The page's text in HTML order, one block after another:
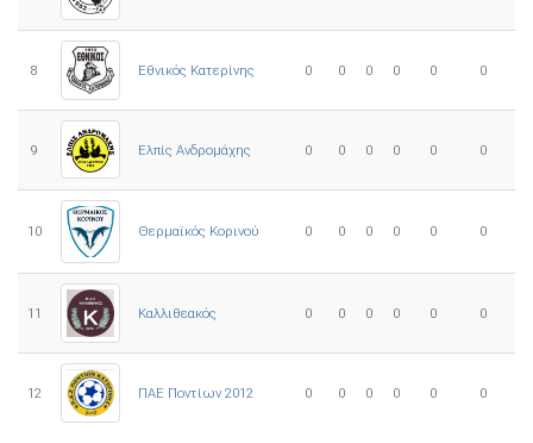
8 Εθνικός Κατερίνης 0 0 0 0 0 0
9 Ελπίς Ανδρομάχης 0 0 0 0 0 0
10 Θερμαϊκός Κορινού 0 0 0 0 0 0
11 Καλλιθεακός 0 0 0 0 0 0
12 ΠΑΕ Ποντίων 2012 0 0 0 0 0 0